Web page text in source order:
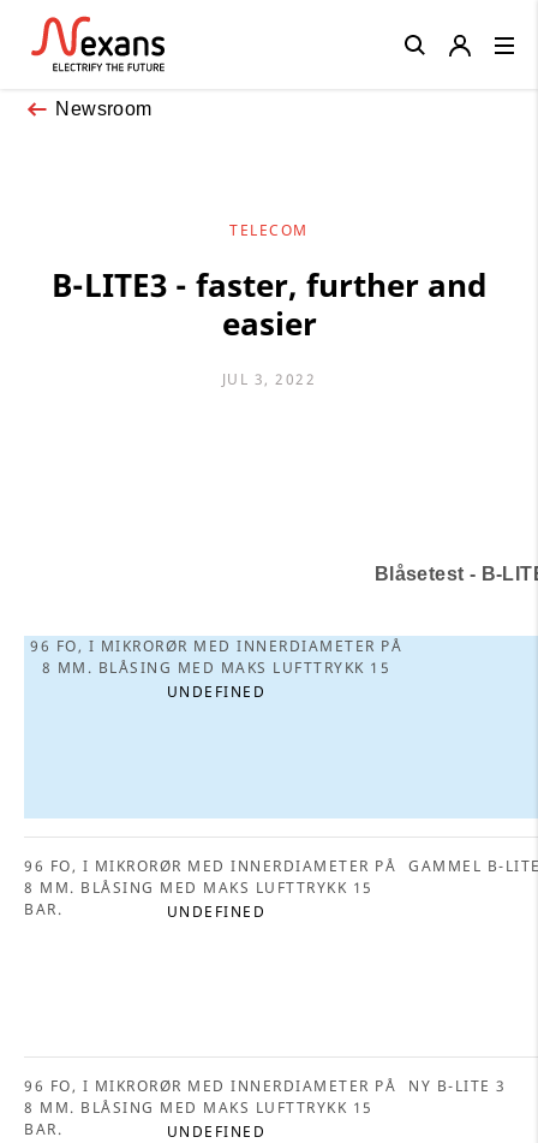
Newsroom
TELECOM
B-LITE3 - faster, further and
easier
JUL 3, 2022
Blåsetest - B-
96 FO, I MIKRORØR MED INNERDIAMETER PÅ
8 MM. BLÅSING MED MAKS LUFTTRYKK 15
BAR.
UNDEFINED
96 FO, I MIKRORØR MED INNERDIAMETER PÅ
8 MM. BLÅSING MED MAKS LUFTTRYKK 15
BAR.
GAMMEL B-
UNDEFINED
96 FO, I MIKRORØR MED INNERDIAMETER PÅ
8 MM. BLÅSING MED MAKS LUFTTRYKK 15
BAR.
NY B-LITE 3
UNDEFINED
Close